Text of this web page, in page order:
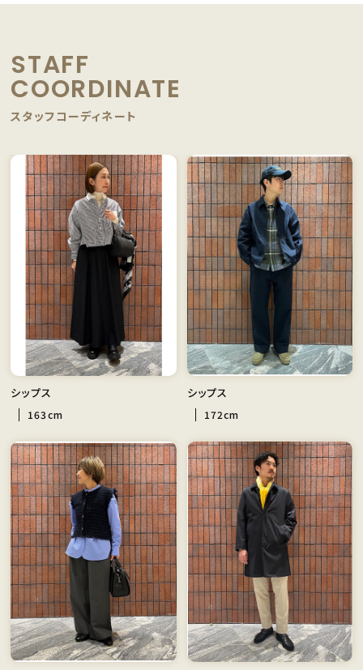
STAFF
COORDINATE
スタッフコーディネート
シップス
163cm
シップス
172cm